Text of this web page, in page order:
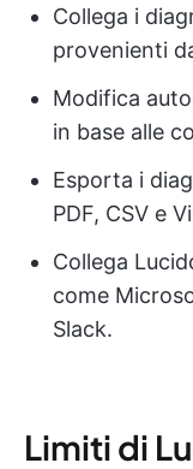
Collega i
provenienti
Modifica
in base alle
Esporta i
PDF, CSV e
Collega
come
Slack.
Limiti di